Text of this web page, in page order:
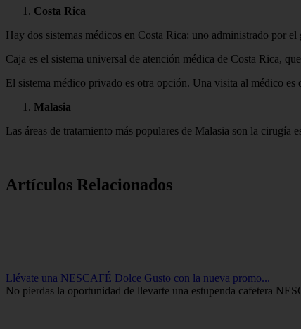
Costa Rica
Hay dos sistemas médicos en Costa Rica: uno administrado por
Caja es el sistema universal de atención médica de Costa Rica,
El sistema médico privado es otra opción. Una visita al médico
Malasia
Las áreas de tratamiento más populares de Malasia son la
Artículos Relacionados
Llévate una NESCAFÉ Dolce Gusto con la nueva promo...
No pierdas la oportunidad de llevarte una estupenda cafetera